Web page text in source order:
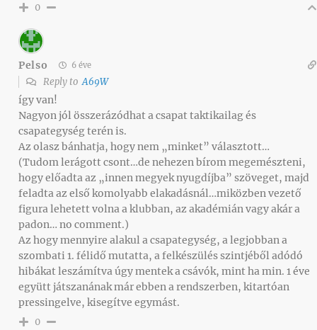
0
Pelso 6 éve
Reply toA69W
így van!
Nagyon jól összerázódhat a csapat taktikailag és
csapategység terén is.
Az olasz bánhatja, hogy nem „minket” választott…
(Tudom lerágott csont…de nehezen bírom megemészteni,
hogy előadta az „innen megyek nyugdíjba” szöveget, majd
feladta az első komolyabb elakadásnál…miközben vezető
figura lehetett volna a klubban, az akadémián vagy akár a
padon… no comment.)
Az hogy mennyire alakul a csapategység, a legjobban a
szombati 1. félidő mutatta, a felkészülés szintjéből adódó
hibákat leszámítva úgy mentek a csávók, mint ha min. 1 éve
együtt játszanának már ebben a rendszerben, kitartóan
pressingelve, kisegítve egymást.
0